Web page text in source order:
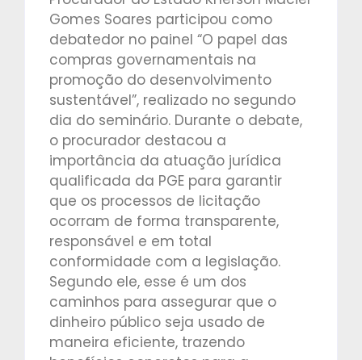
Gomes Soares participou como
debatedor no painel “O papel das
compras governamentais na
promoção do desenvolvimento
sustentável”, realizado no segundo
dia do seminário. Durante o debate,
o procurador destacou a
importância da atuação jurídica
qualificada da PGE para garantir
que os processos de licitação
ocorram de forma transparente,
responsável e em total
conformidade com a legislação.
Segundo ele, esse é um dos
caminhos para assegurar que o
dinheiro público seja usado de
maneira eficiente, trazendo